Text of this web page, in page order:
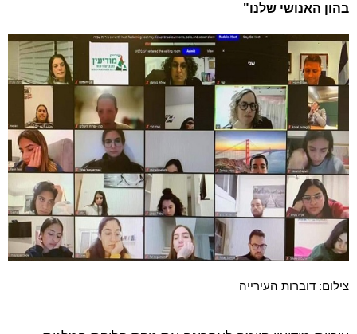
בהון האנושי שלנו"
צילום: דוברות העירייה